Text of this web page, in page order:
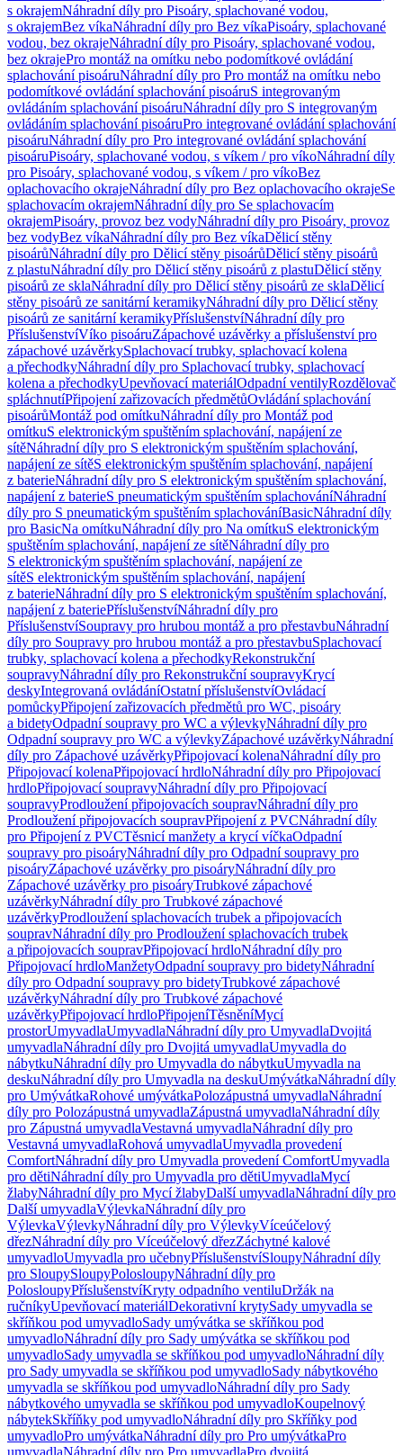
s okrajemNáhradní díly pro Pisoáry, splachované vodou,
s okrajemBez víkaNáhradní díly pro Bez víkaPisoáry, splachované
vodou, bez okrajeNáhradní díly pro Pisoáry, splachované vodou,
bez okrajePro montáž na omítku nebo podomítkové ovládání
splachování pisoáruNáhradní díly pro Pro montáž na omítku nebo
podomítkové ovládání splachování pisoáruS integrovaným
ovládáním splachování pisoáruNáhradní díly pro S integrovaným
ovládáním splachování pisoáruPro integrované ovládání splachování
pisoáruNáhradní díly pro Pro integrované ovládání splachování
pisoáruPisoáry, splachované vodou, s víkem / pro víkoNáhradní díly
pro Pisoáry, splachované vodou, s víkem / pro víkoBez
oplachovacího okrajeNáhradní díly pro Bez oplachovacího okrajeSe
splachovacím okrajemNáhradní díly pro Se splachovacím
okrajemPisoáry, provoz bez vodyNáhradní díly pro Pisoáry, provoz
bez vodyBez víkaNáhradní díly pro Bez víkaDělicí stěny
pisoárůNáhradní díly pro Dělicí stěny pisoárůDělicí stěny pisoárů
z plastuNáhradní díly pro Dělicí stěny pisoárů z plastuDělicí stěny
pisoárů ze sklaNáhradní díly pro Dělicí stěny pisoárů ze sklaDělicí
stěny pisoárů ze sanitární keramikyNáhradní díly pro Dělicí stěny
pisoárů ze sanitární keramikyPříslušenstvíNáhradní díly pro
PříslušenstvíVíko pisoáruZápachové uzávěrky a příslušenství pro
zápachové uzávěrkySplachovací trubky, splachovací kolena
a přechodkyNáhradní díly pro Splachovací trubky, splachovací
kolena a přechodkyUpevňovací materiálOdpadní ventilyRozdělovač
spláchnutíPřipojení zařizovacích předmětůOvládání splachování
pisoárůMontáž pod omítkuNáhradní díly pro Montáž pod
omítkuS elektronickým spuštěním splachování, napájení ze
sítěNáhradní díly pro S elektronickým spuštěním splachování,
napájení ze sítěS elektronickým spuštěním splachování, napájení
z baterieNáhradní díly pro S elektronickým spuštěním splachování,
napájení z baterieS pneumatickým spuštěním splachováníNáhradní
díly pro S pneumatickým spuštěním splachováníBasicNáhradní díly
pro BasicNa omítkuNáhradní díly pro Na omítkuS elektronickým
spuštěním splachování, napájení ze sítěNáhradní díly pro
S elektronickým spuštěním splachování, napájení ze
sítěS elektronickým spuštěním splachování, napájení
z baterieNáhradní díly pro S elektronickým spuštěním splachování,
napájení z bateriePříslušenstvíNáhradní díly pro
PříslušenstvíSoupravy pro hrubou montáž a pro přestavbuNáhradní
díly pro Soupravy pro hrubou montáž a pro přestavbuSplachovací
trubky, splachovací kolena a přechodkyRekonstrukční
soupravyNáhradní díly pro Rekonstrukční soupravyKrycí
deskyIntegrovaná ovládáníOstatní příslušenstvíOvládací
pomůckyPřipojení zařizovacích předmětů pro WC, pisoáry
a bidetyOdpadní soupravy pro WC a výlevkyNáhradní díly pro
Odpadní soupravy pro WC a výlevkyZápachové uzávěrkyNáhradní
díly pro Zápachové uzávěrkyPřipojovací kolenaNáhradní díly pro
Připojovací kolenaPřipojovací hrdloNáhradní díly pro Připojovací
hrdloPřipojovací soupravyNáhradní díly pro Připojovací
soupravyProdloužení připojovacích soupravNáhradní díly pro
Prodloužení připojovacích soupravPřipojení z PVCNáhradní díly
pro Připojení z PVCTěsnicí manžety a krycí víčkaOdpadní
soupravy pro pisoáryNáhradní díly pro Odpadní soupravy pro
pisoáryZápachové uzávěrky pro pisoáryNáhradní díly pro
Zápachové uzávěrky pro pisoáryTrubkové zápachové
uzávěrkyNáhradní díly pro Trubkové zápachové
uzávěrkyProdloužení splachovacích trubek a připojovacích
soupravNáhradní díly pro Prodloužení splachovacích trubek
a připojovacích soupravPřipojovací hrdloNáhradní díly pro
Připojovací hrdloManžetyOdpadní soupravy pro bidetyNáhradní
díly pro Odpadní soupravy pro bidetyTrubkové zápachové
uzávěrkyNáhradní díly pro Trubkové zápachové
uzávěrkyPřipojovací hrdloPřipojeníTěsněníMycí
prostorUmyvadlaUmyvadlaNáhradní díly pro UmyvadlaDvojitá
umyvadlaNáhradní díly pro Dvojitá umyvadlaUmyvadla do
nábytkuNáhradní díly pro Umyvadla do nábytkuUmyvadla na
deskuNáhradní díly pro Umyvadla na deskuUmývátkaNáhradní díly
pro UmývátkaRohové umývátkaPolozápustná umyvadlaNáhradní
díly pro Polozápustná umyvadlaZápustná umyvadlaNáhradní díly
pro Zápustná umyvadlaVestavná umyvadlaNáhradní díly pro
Vestavná umyvadlaRohová umyvadlaUmyvadla provedení
ComfortNáhradní díly pro Umyvadla provedení ComfortUmyvadla
pro dětiNáhradní díly pro Umyvadla pro dětiUmyvadlaMycí
žlabyNáhradní díly pro Mycí žlabyDalší umyvadlaNáhradní díly pro
Další umyvadlaVýlevkaNáhradní díly pro
VýlevkaVýlevkyNáhradní díly pro VýlevkyVíceúčelový
dřezNáhradní díly pro Víceúčelový dřezZáchytné kalové
umyvadloUmyvadla pro učebnyPříslušenstvíSloupyNáhradní díly
pro SloupySloupyPolosloupyNáhradní díly pro
PolosloupyPříslušenstvíKryty odpadního ventiluDržák na
ručníkyUpevňovací materiálDekorativní krytySady umyvadla se
skříňkou pod umyvadloSady umývátka se skříňkou pod
umyvadloNáhradní díly pro Sady umývátka se skříňkou pod
umyvadloSady umyvadla se skříňkou pod umyvadloNáhradní díly
pro Sady umyvadla se skříňkou pod umyvadloSady nábytkového
umyvadla se skříňkou pod umyvadloNáhradní díly pro Sady
nábytkového umyvadla se skříňkou pod umyvadloKoupelnový
nábytekSkříňky pod umyvadloNáhradní díly pro Skříňky pod
umyvadloPro umývátkaNáhradní díly pro Pro umývátkaPro
umyvadlaNáhradní díly pro Pro umyvadlaPro dvojitá